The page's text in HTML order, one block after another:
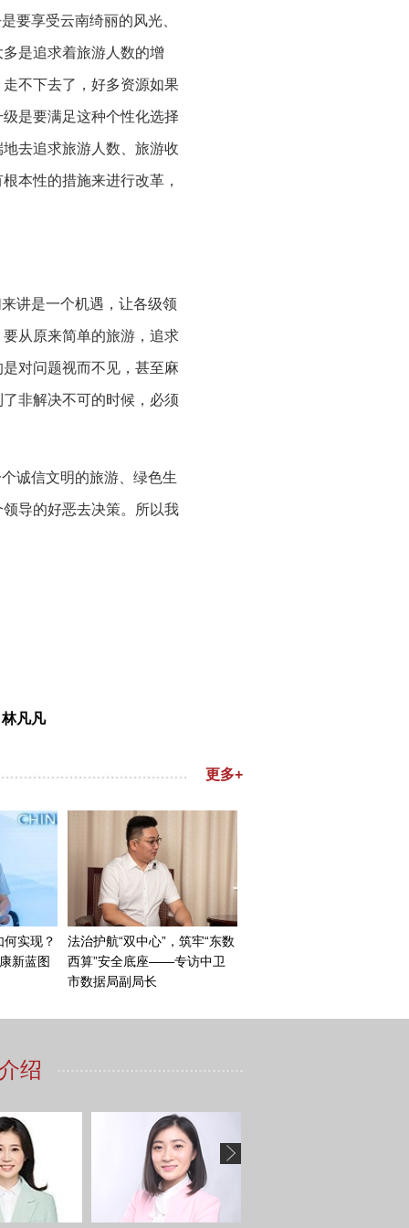
要享受云南绮丽的风光、
是追求着旅游人数的增
不下去了，好多资源如果
是要满足这种个性化选择
去追求旅游人数、旅游收
本性的措施来进行改革，
讲是一个机遇，让各级领
从原来简单的旅游，追求
对问题视而不见，甚至麻
非解决不可的时候，必须
诚信文明的旅游、绿色生
导的好恶去决策。所以我
凡凡